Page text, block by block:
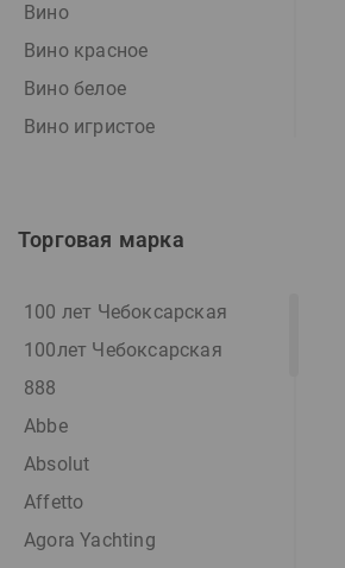
Вино
Вино красное
Вино белое
Вино игристое
Вино розовое
Виски
Водка
Водка особая
Джин
Дистиллят
Игристое вино
Коктейль
Торговая марка
100 лет Чебоксарская
100лет Чебоксарская
888
Abbe
Absolut
Affetto
Agora Yachting